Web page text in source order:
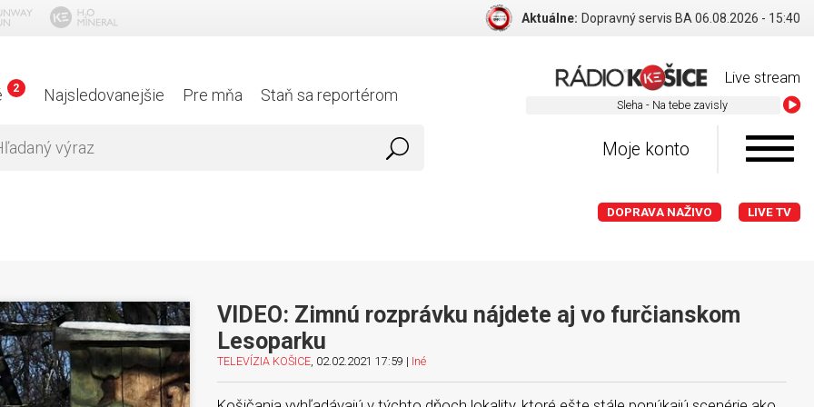
Aktuálne: Medveď Artur z košickej ZOO si našiel nový domov
Live stream
Sleha - Na tebe zavisly
2 Najsledovanejšie Pre mňa Staň sa reportérom
Moje konto
DOPRAVA NAŽIVO LIVE TV
VIDEO: Zimnú rozprávku nájdete aj vo furčianskom
Lesoparku
TELEVÍZIA KOŠICE, 02.02.2021 17:59 | Iné